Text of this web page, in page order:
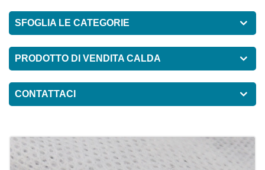
SFOGLIA LE CATEGORIE
PRODOTTO DI VENDITA CALDA
CONTATTACI